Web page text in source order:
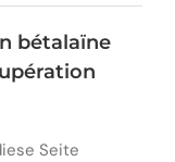
bétalaïne
Seite